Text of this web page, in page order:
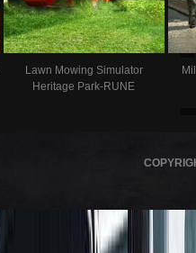
Lawn Mowing Simulator
Heritage Park-RUNE